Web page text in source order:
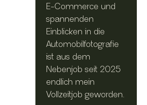
E-Commerce und
spannenden
Einblicken in die
Automobilfotografie
ist aus dem
Nebenjob seit 2025
endlich mein
Vollzeitjob geworden.